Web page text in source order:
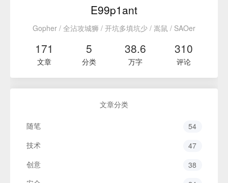
E99p1ant
Gopher / 全沾攻城狮 / 开坑多填坑少 / 嵩鼠 / SAOer
171
文章
5
分类
38.6
万字
310
评论
文章分类
随笔
54
技术
47
创意
38